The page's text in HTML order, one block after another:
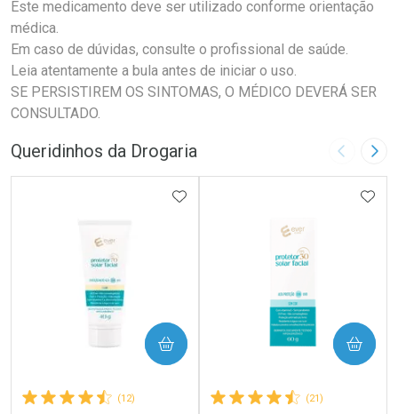
Este medicamento deve ser utilizado conforme orientação
médica.
Em caso de dúvidas, consulte o profissional de saúde.
Leia atentamente a bula antes de iniciar o uso.
SE PERSISTIREM OS SINTOMAS, O MÉDICO DEVERÁ SER
CONSULTADO.
Queridinhos da Drogaria Imagem
(12)
ADICIONAR AOS FAVORITOS
COMPRAR
(21)
COMPRAR